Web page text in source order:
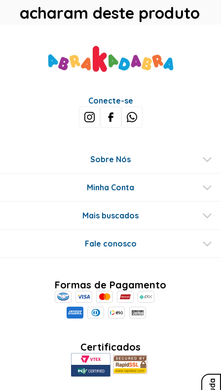
acharam deste produto
Avaliações
esta avaliação foi útil?
Perguntas & respostas
SEJA O PRIMEIRO A PERGUNTAR